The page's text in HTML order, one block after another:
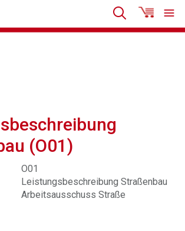
(O01)
O01
Leistungsbeschreibung Straßenbau
Arbeitsausschuss Straße